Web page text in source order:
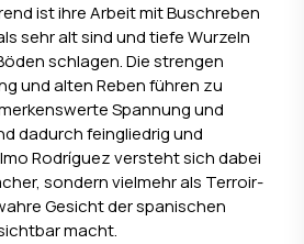
ist ihre Arbeit mit Buschreben
sehr alt sind und tiefe Wurzeln
schlagen. Die strengen
und alten Reben führen zu
Spannung und
dadurch feingliedrig und
Rodríguez versteht sich dabei
sondern vielmehr als Terroir-
Gesicht der spanischen
macht.